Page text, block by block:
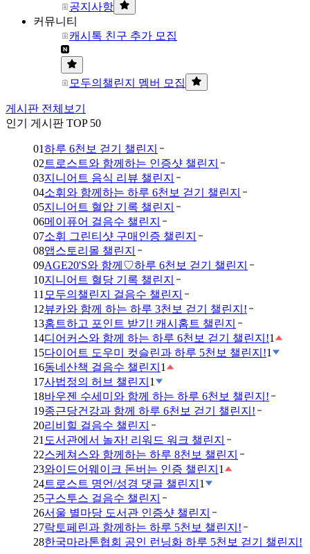
공지사항
커뮤니티
캐시톡 친구 추가 모집
모두의챌린지 멤버 모집
게시판 전체보기
인기 게시판 TOP 50
01하루 6천보 걷기 챌린지
02 트로스트와 함께하는 인증샷 챌린지
03지니어트 음식 리뷰 챌린지
04소휘와 함께하는 하루 6천보 걷기 챌린지
05지니어트 혈압 기록 챌린지
06메이퓨어 걸음수 챌린지
07소휘 그린티샷 구매인증 챌린지
08앱스토리몰 챌린지
09AGE20'S와 함께♡하루 6천보 걷기 챌린지
10지니어트 혈당 기록 챌린지
11 모두의챌린지 걸음수 챌린지
12뷰카와 함께 하는 하루 3천보 걷기 챌린지!
13홈트하고 포인트 받기! 캐시홈트 챌린지
14디어커스와 함께 하는 하루 6천보 걷기 챌린지!1
15다이어트 도우미 컷슬린과 하루 5천보 챌린지!1
16동네산책 걸음수 챌린지 1
17사법정의 허브 챌린지 1
18바우젠 수세미와 함께 하는 하루 6천보 챌린지!
19종근당건강과 함께 하루 6천보 걷기 챌린지!
20리비힐 걸음수 챌린지
21 도서관에서 놀자! 리워드 워크 챌린지
22스케쳐스와 함께하는 하루 8천보 챌린지
23와이드어웨이크 돈버는 인증 챌린지 1
24트로스트 명언/성경 댓글 챌린지 1
25구스투스 걸음수 챌린지
26서울 별마당 도서관 인증샷 챌린지
27락토페린과 함께하는 하루 5천보 챌린지!
28한국마라톤협회 공인 런닝화 하루 5천보 걷기 챌린지!